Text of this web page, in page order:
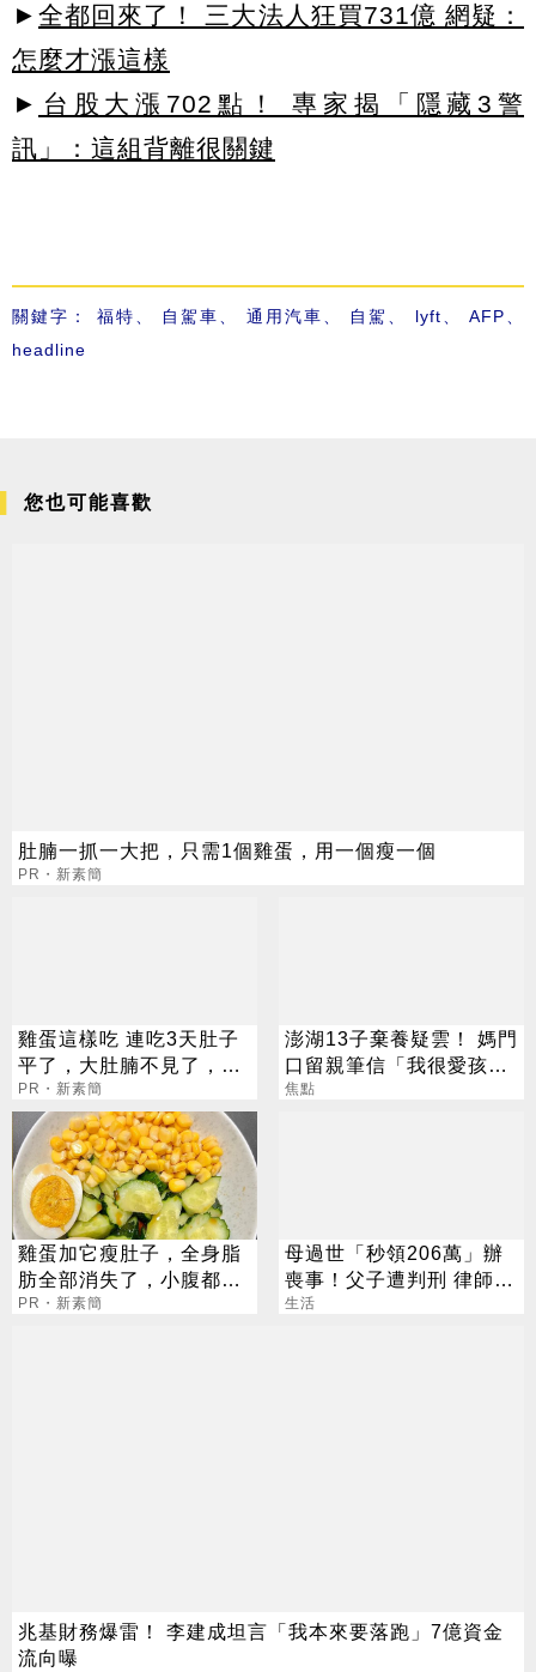
► 全都回來了！ 三大法人狂買731億 網疑：
怎麼才漲這樣
► 台股大漲702點！ 專家揭「隱藏3警
訊」：這組背離很關鍵
關鍵字： 福特、 自駕車、 通用汽車、 自駕 、 lyft、 AFP、
headline
您也可能喜歡
肚腩一抓一大把，只需1個雞蛋，用一個瘦一個
PR・新素簡
雞蛋這樣吃 連吃3天肚子
平了，大肚腩不見了，脂
肪沒了！
PR・新素簡
澎湖13子棄養疑雲！ 媽門
口留親筆信「我很愛孩
子」：請還我們平靜生活
焦點
雞蛋加它瘦肚子，全身脂
肪全部消失了，小腹都平
坦了
PR・新素簡
母過世「秒領206萬」辦
喪事！父子遭判刑 律師：
搶錢先下手是罪
生活
兆基財務爆雷！ 李建成坦言「我本來要落跑」7億資金
流向曝